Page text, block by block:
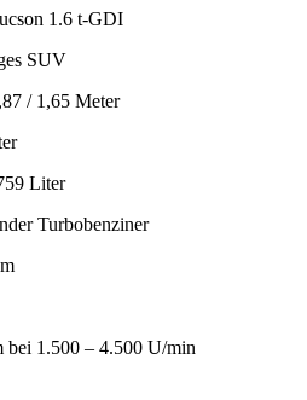
1.6 t-GDI
SUV
Meter
Liter
1.500 – 4.500 U/min